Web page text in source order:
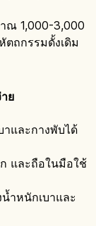
ณ 1,000-3,000
ตถกรรมดั้งเดิม
ย
และกางพับได้
และถือในมือใช้
ำหนักเบาและ